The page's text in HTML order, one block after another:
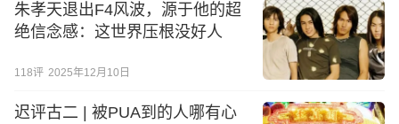
朱孝天退出F4风波，源于他的超
绝信念感：这世界压根没好人
118评 2025年12月10日
迟评古二 | 被PUA到的人哪有心